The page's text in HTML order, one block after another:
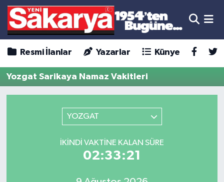
Resmi İlanlar Yazarlar Künye
Yozgat Sarikaya Namaz Vakitleri
YOZGAT
İKINDI VAKTINE KALAN SÜRE
02:33:21